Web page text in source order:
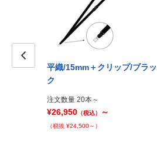
平織/15mm＋クリップ/ブラッ
ク
注文数量 20本～
¥26,950 （税込） ～
（税抜 ¥24,500～）